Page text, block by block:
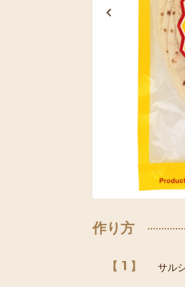
作り方
1 サル